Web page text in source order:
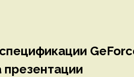
презентации